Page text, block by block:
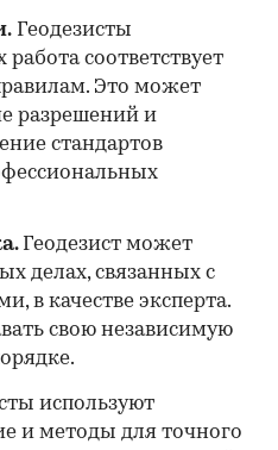
Геодезисты
соответствует
Это может
разрешений и
стандартов
Геодезист может
делах, связанных с
в качестве эксперта.
свою независимую
используют
и методы для точного